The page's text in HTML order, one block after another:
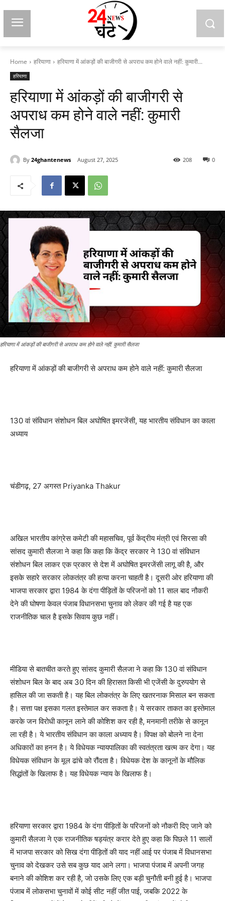
Home हरियाणा हरियाणा में आंकड़ों की बाजीगरी से अपराध कम होने वाले नहीं: कुमारी...
हरियाणा
हरियाणा में आंकड़ों की बाजीगरी से
अपराध कम होने वाले नहीं: कुमारी
सैलजा
By 24ghantenews August 27, 2025 0
208
हरियाणा में आंकड़ों की बाजीगरी से अपराध कम होने वाले नहीं: कुमारी सैलजा
हरियाणा में आंकड़ों की बाजीगरी से अपराध कम होने वाले नहीं: कुमारी सैलजा
130 वां संविधान संशोधन बिल अघोषित इमरजेंसी, यह भारतीय संविधान का काला
अध्याय
चंडीगढ़, 27 अगस्त Priyanka Thakur
अखिल भारतीय कांग्रेस कमेटी की महासचिव, पूर्व केंद्रीय मंत्री एवं सिरसा की
सांसद कुमारी सैलजा ने कहा कि कहा कि केंद्र सरकार ने 130 वां संविधान
संशोधन बिल लाकर एक प्रकार से देश में अघोषित इमरजेंसी लागू की है, और
इसके सहारे सरकार लोकतंत्र की हत्या करना चाहती है। दूसरी ओर हरियाणा की
भाजपा सरकार द्वारा 1984 के दंगा पीड़ितों के परिजनों को 11 साल बाद नौकरी
देने की घोषणा केवल पंजाब विधानसभा चुनाव को लेकर की गई है यह एक
राजनीतिक चाल है इसके सिवाय कुछ नहीं।
मीडिया से बातचीत करते हुए सांसद कुमारी सैलजा ने कहा कि 130 वां संविधान
संशोधन बिल के बाद अब 30 दिन की हिरासत किसी भी एजेंसी के दुरुपयोग से
हासिल की जा सकती है। यह बिल लोकतंत्र के लिए खतरनाक मिसाल बन सकता
है। सत्ता पक्ष इसका गलत इस्तेमाल कर सकता है। ये सरकार ताकत का इस्तेमाल
करके जन विरोधी कानून लाने की कोशिश कर रही है, मनमानी तरीके से कानून
ला रही है। ये भारतीय संविधान का काला अध्याय है। विपक्ष को बोलने ना देना
अधिकारों का हनन है। ये विधेयक न्यायपालिका की स्वतंत्रता खत्म कर देगा। यह
विधेयक संविधान के मूल ढांचे को रौंदता है। विधेयक देश के कानूनों के मौलिक
सिद्धांतों के खिलाफ है। यह विधेयक न्याय के खिलाफ है।
हरियाणा सरकार द्वारा 1984 के दंगा पीड़ितों के परिजनों को नौकरी दिए जाने को
कुमारी सैलजा ने एक राजनीतिक षड्यंत्र करार देते हुए कहा कि पिछले 11 सालों
में भाजपा सरकार को सिख दंगा पीड़ितों की याद नहीं आई पर पंजाब में विधानसभा
चुनाव को देखकर उसे सब कुछ याद आने लगा। भाजपा पंजाब में अपनी जगह
बनाने की कोशिश कर रही है, जो उसके लिए एक बड़ी चुनौती बनी हुई है। भाजपा
पंजाब में लोकसभा चुनावों में कोई सीट नहीं जीत पाई, जबकि 2022 के